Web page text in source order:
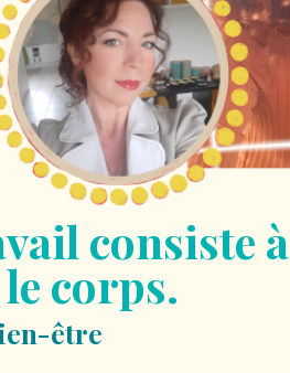
consiste à
corps.
être